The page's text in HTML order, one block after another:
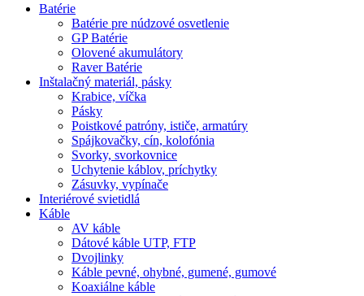
Batérie
Batérie pre núdzové osvetlenie
GP Batérie
Olovené akumulátory
Raver Batérie
Inštalačný materiál, pásky
Krabice, víčka
Pásky
Poistkové patróny, ističe, armatúry
Spájkovačky, cín, kolofónia
Svorky, svorkovnice
Uchytenie káblov, príchytky
Zásuvky, vypínače
Interiérové svietidlá
Káble
AV káble
Dátové káble UTP, FTP
Dvojlinky
Káble pevné, ohybné, gumené, gumové
Koaxiálne káble